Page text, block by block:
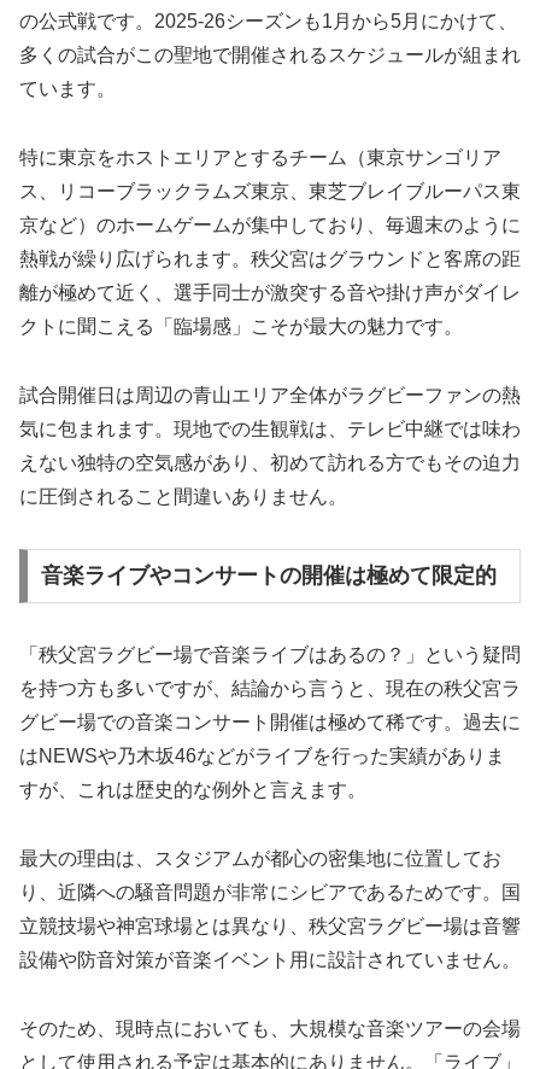
の公式戦です。2025-26シーズンも1月から5月にかけて、
多くの試合がこの聖地で開催されるスケジュールが組まれ
ています。
特に東京をホストエリアとするチーム（東京サンゴリア
ス、リコーブラックラムズ東京、東芝ブレイブルーパス東
京など）のホームゲームが集中しており、毎週末のように
熱戦が繰り広げられます。秩父宮はグラウンドと客席の距
離が極めて近く、選手同士が激突する音や掛け声がダイレ
クトに聞こえる「臨場感」こそが最大の魅力です。
試合開催日は周辺の青山エリア全体がラグビーファンの熱
気に包まれます。現地での生観戦は、テレビ中継では味わ
えない独特の空気感があり、初めて訪れる方でもその迫力
に圧倒されること間違いありません。
音楽ライブやコンサートの開催は極めて限定的
「秩父宮ラグビー場で音楽ライブはあるの？」という疑問
を持つ方も多いですが、結論から言うと、現在の秩父宮ラ
グビー場での音楽コンサート開催は極めて稀です。過去に
はNEWSや乃木坂46などがライブを行った実績がありま
すが、これは歴史的な例外と言えます。
最大の理由は、スタジアムが都心の密集地に位置してお
り、近隣への騒音問題が非常にシビアであるためです。国
立競技場や神宮球場とは異なり、秩父宮ラグビー場は音響
設備や防音対策が音楽イベント用に設計されていません。
そのため、現時点においても、大規模な音楽ツアーの会場
として使用される予定は基本的にありません。「ライブ」